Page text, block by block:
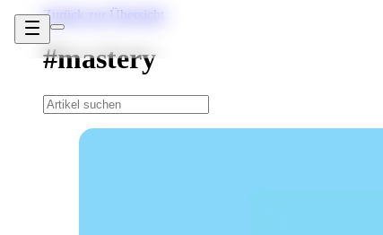
Zurück zur Übersicht
#mastery